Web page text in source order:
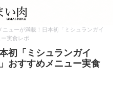
ニューが満載！日本初「ミシュランガイ
実食レポ
初「ミシュランガイ
おすすめメニュー実食